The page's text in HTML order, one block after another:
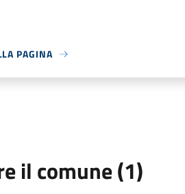
PAGINA
il comune (1)